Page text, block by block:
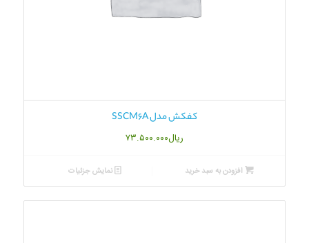
کفکش مدل SSCM6A
ریال۷۳.۵۰۰.۰۰۰
افزودن به سبد خرید نمایش جزئیات